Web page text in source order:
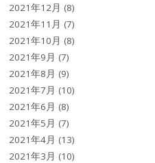
2021年12月 (8)
2021年11月 (7)
2021年10月 (8)
2021年9月 (7)
2021年8月 (9)
2021年7月 (10)
2021年6月 (8)
2021年5月 (7)
2021年4月 (13)
2021年3月 (10)